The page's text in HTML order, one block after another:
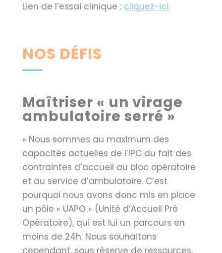
Lien de l’essai clinique : cliquez-ici.
NOS DÉFIS
Maîtriser « un virage
ambulatoire serré »
« Nous sommes au maximum des
capacités actuelles de l’IPC du fait des
contraintes d’accueil au bloc opératoire
et au service d’ambulatoire. C’est
pourquoi nous avons donc mis en place
un pôle « UAPO » (Unité d’Accueil Pré
Opératoire), qui est lui un parcours en
moins de 24h. Nous souhaitons
cependant, sous réserve de ressources,